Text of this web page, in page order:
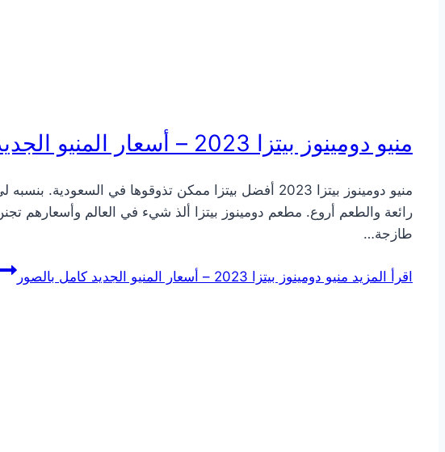
منيو دومينوز بيتزا 2023 – أسعار المنيو الجديد كامل بالصور
منيو دومينوز بيتزا 2023 أفضل بيتزا ممكن تذوقوها في
رائعة والطعم أروع. مطعم دومينوز بيتزا ألذ شيء في العالم وأسعارهم
طازجة…
اقرأ المزيد منيو دومينوز بيتزا 2023 – أسعار المنيو الجديد كامل بالصور